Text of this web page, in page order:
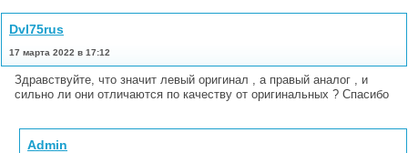
Dvl75rus
17 марта 2022 в 17:12
Здравствуйте, что значит левый оригинал , а правый аналог , и
сильно ли они отличаются по качеству от оригинальных ? Спасибо
Admin